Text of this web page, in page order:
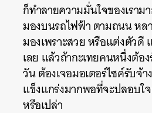
ก็ทำลายความมั่นใจของเราม
มองบนรถไฟฟ้า ตามถนน หล
มองเพราะสวย หรือแต่งตัวดี
เลย แล้วถ้ากะเทยคนหนึ่งต้อ
วัน ต้องเจอมอเตอร์ไซค์รับจ้
แข็งแกร่งมากพอที่จะปลอบใจ
หรือเปล่า